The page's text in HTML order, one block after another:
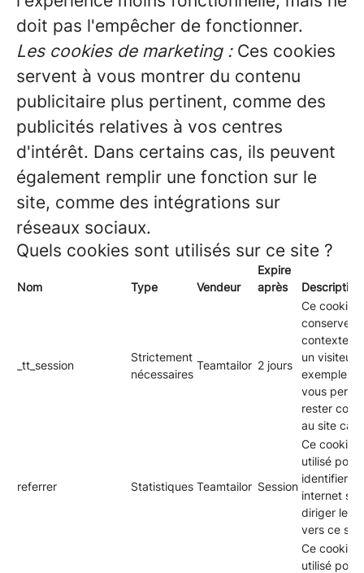
doit pas l'empêcher de fonctionner.
Les cookies de marketing :Ces cookies
servent à vous montrer du contenu
publicitaire plus pertinent, comme des
publicités relatives à vos centres
d'intérêt. Dans certains cas, ils peuvent
également remplir une fonction sur le
site, comme des intégrations sur
réseaux sociaux.
Quels cookies sont utilisés sur ce site ?
Nom Type Vendeur
Expire
après
Description
_tt_session
Strictement
nécessaires
Teamtailor 2 jours
Ce cookie
conserver
contexte
un visiteur
exemple,
vous
rester
au site
referrer Statistiques Teamtailor Session
Ce cookie
utilisé pour
identifier le
internet
diriger les
vers ce
Ce cookie
utilisé pour